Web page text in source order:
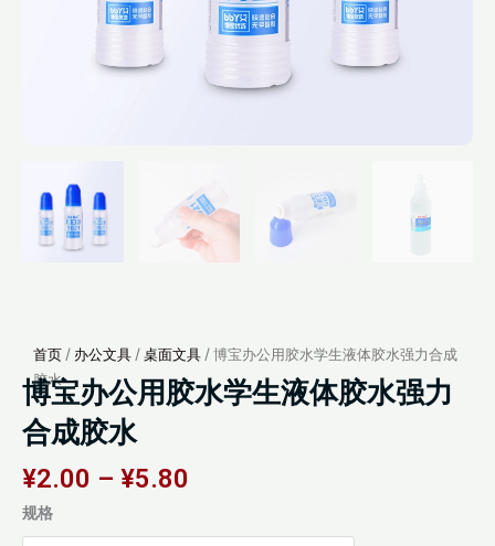
首页/ 办公文具/桌面文具/ 博宝办公用胶水学生液体胶水强力合成
胶水
博宝办公用胶水学生液体胶水强力
合成胶水
¥2.00 – ¥5.80
范
规格
博
宝